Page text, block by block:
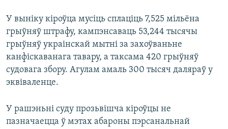
У выніку кіроўца мусіць сплаціць 7,525 мільёна
грыўняў штрафу, кампэнсаваць 53,244 тысячы
грыўняў украінскай мытні за захоўваньне
канфіскаванага тавару, а таксама 420 грыўняў
судовага збору. Агулам амаль 300 тысяч даляраў у
эквіваленце.
У рашэньні суду прозьвішча кіроўцы не
пазначаецца ў мэтах абароны пэрсанальнай